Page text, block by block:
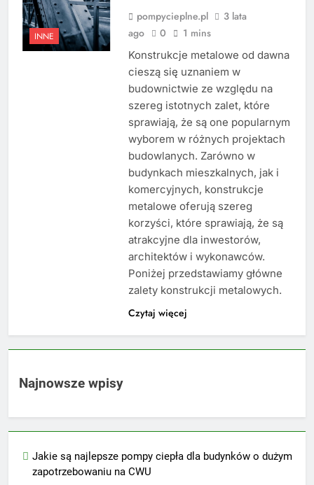
INNE
pompycieplne.pl
3 lata
ago
0 1 mins
Konstrukcje metalowe od dawna
cieszą się uznaniem w
budownictwie ze względu na
szereg istotnych zalet, które
sprawiają, że są one popularnym
wyborem w różnych projektach
budowlanych. Zarówno w
budynkach mieszkalnych, jak i
komercyjnych, konstrukcje
metalowe oferują szereg
korzyści, które sprawiają, że są
atrakcyjne dla inwestorów,
architektów i wykonawców.
Poniżej przedstawiamy główne
zalety konstrukcji metalowych.
Czytaj więcej
Najnowsze wpisy
Jakie są najlepsze pompy ciepła dla budynków o dużym
zapotrzebowaniu na CWU